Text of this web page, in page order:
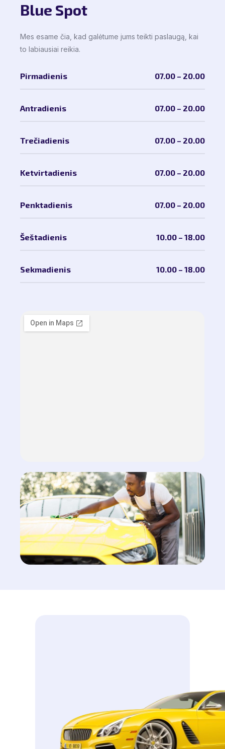
Blue Spot
Mes esame čia, kad galėtume jums teikti paslaugą, kai
to labiausiai reikia.
Pirmadienis 07.00 – 20.00
Antradienis 07.00 – 20.00
Trečiadienis 07.00 – 20.00
Ketvirtadienis 07.00 – 20.00
Penktadienis 07.00 – 20.00
Šeštadienis 10.00 – 18.00
Sekmadienis 10.00 – 18.00